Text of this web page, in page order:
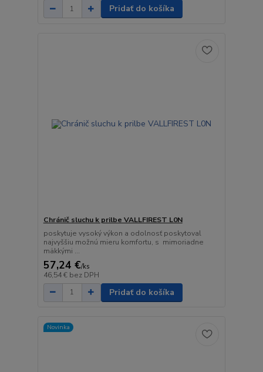
Pridať do košíka
Chránič sluchu k prilbe VALLFIREST L0N
poskytuje vysoký výkon a odolnosť poskytoval
najvyššiu možnú mieru komfortu, s mimoriadne
mäkkými ...
57,24 €/ks
46,54 € bez DPH
Pridať do košíka
Novinka